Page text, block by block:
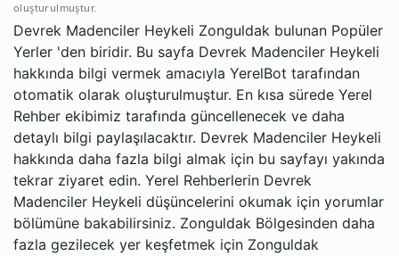
oluşturulmuştur.
Devrek Madenciler Heykeli Zonguldak bulunan Popüler
Yerler 'den biridir. Bu sayfa Devrek Madenciler Heykeli
hakkında bilgi vermek amacıyla YerelBot tarafından
otomatik olarak oluşturulmuştur. En kısa sürede Yerel
Rehber ekibimiz tarafında güncellenecek ve daha
detaylı bilgi paylaşılacaktır. Devrek Madenciler Heykeli
hakkında daha fazla bilgi almak için bu sayfayı yakında
tekrar ziyaret edin. Yerel Rehberlerin Devrek
Madenciler Heykeli düşüncelerini okumak için yorumlar
bölümüne bakabilirsiniz. Zonguldak Bölgesinden daha
fazla gezilecek yer keşfetmek için Zonguldak